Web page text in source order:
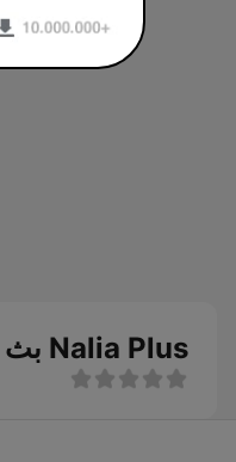
Nalia Plus بث حي